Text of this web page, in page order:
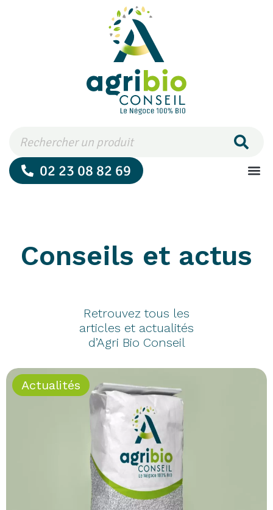
02 23 08 82 69
Conseils et actus
Retrouvez tous les
articles et actualités
d’Agri Bio Conseil
Actualités